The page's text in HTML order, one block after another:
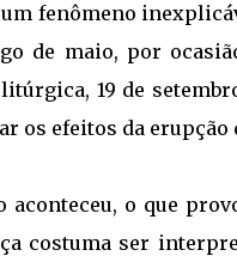
fenômeno
de maio, por
19 de
os efeitos da erupção
aconteceu, o que
costuma ser